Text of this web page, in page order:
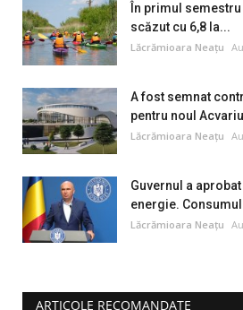
În primul
scăzut cu 6,8 la...
Lăcrămioara Neațu
A fost semnat
pentru noul
Lăcrămioara Neațu
Guvernul a
energie.
Lăcrămioara Neațu
ARTICOLE RECOMANDATE